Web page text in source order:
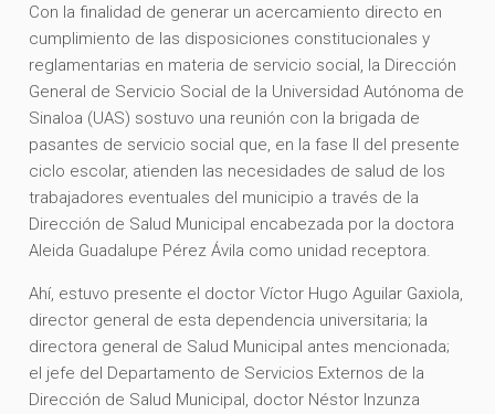
Con la finalidad de generar un acercamiento directo en
cumplimiento de las disposiciones constitucionales y
reglamentarias en materia de servicio social, la Dirección
General de Servicio Social de la Universidad Autónoma de
Sinaloa (UAS) sostuvo una reunión con la brigada de
pasantes de servicio social que, en la fase II del presente
ciclo escolar, atienden las necesidades de salud de los
trabajadores eventuales del municipio a través de la
Dirección de Salud Municipal encabezada por la doctora
Aleida Guadalupe Pérez Ávila como unidad receptora.
Ahí, estuvo presente el doctor Víctor Hugo Aguilar Gaxiola,
director general de esta dependencia universitaria; la
directora general de Salud Municipal antes mencionada;
el jefe del Departamento de Servicios Externos de la
Dirección de Salud Municipal, doctor Néstor Inzunza